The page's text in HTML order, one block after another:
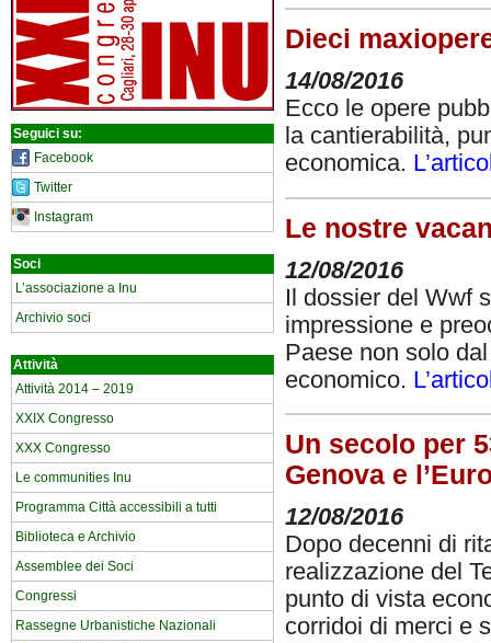
Seguici su:
Facebook
Twitter
Instagram
Soci
L’associazione a Inu
Archivio soci
Attività
Attività 2014 – 2019
XXIX Congresso
XXX Congresso
Le communities Inu
Programma Città accessibili a tutti
Biblioteca e Archivio
Assemblee dei Soci
Congressi
Rassegne Urbanistiche Nazionali
Dieci
14/08/2016
Ecco le opere
la cantierabilità,
economica.
Le nostre
12/08/2016
Il dossier del Wwf
impressione e
Paese non solo
economico.
Un secolo per
Genova e
12/08/2016
Dopo decenni di
realizzazione del
punto di vista
corridoi di merci e